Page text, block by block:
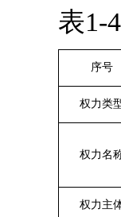
表1-4
序号
权力类
权力名
权力主